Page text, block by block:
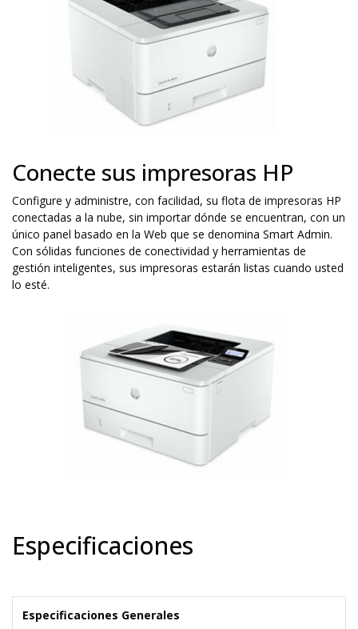
Conecte sus impresoras HP
Configure y administre, con facilidad, su flota de impresoras HP
conectadas a la nube, sin importar dónde se encuentran, con un
único panel basado en la Web que se denomina Smart Admin.
Con sólidas funciones de conectividad y herramientas de
gestión inteligentes, sus impresoras estarán listas cuando usted
lo esté.
Especificaciones
Especificaciones Generales